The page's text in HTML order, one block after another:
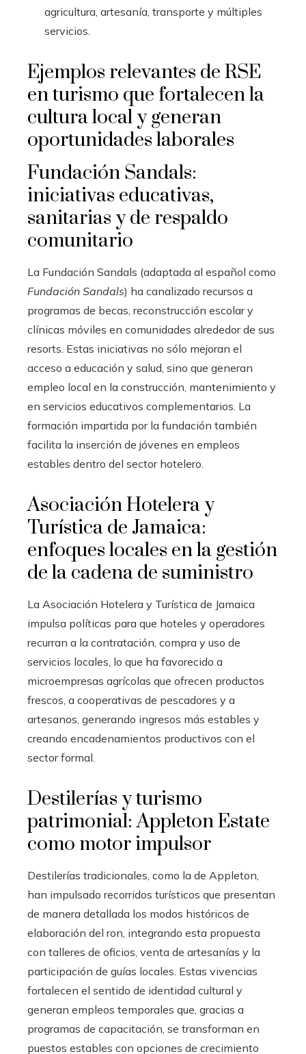
agricultura, artesanía, transporte y múltiples
servicios.
Ejemplos relevantes de RSE
en turismo que fortalecen la
cultura local y generan
oportunidades laborales
Fundación Sandals:
iniciativas educativas,
sanitarias y de respaldo
comunitario
La Fundación Sandals (adaptada al español como
Fundación Sandals) ha canalizado recursos a
programas de becas, reconstrucción escolar y
clínicas móviles en comunidades alrededor de sus
resorts. Estas iniciativas no sólo mejoran el
acceso a educación y salud, sino que generan
empleo local en la construcción, mantenimiento y
en servicios educativos complementarios. La
formación impartida por la fundación también
facilita la inserción de jóvenes en empleos
estables dentro del sector hotelero.
Asociación Hotelera y
Turística de Jamaica:
enfoques locales en la gestión
de la cadena de suministro
La Asociación Hotelera y Turística de Jamaica
impulsa políticas para que hoteles y operadores
recurran a la contratación, compra y uso de
servicios locales, lo que ha favorecido a
microempresas agrícolas que ofrecen productos
frescos, a cooperativas de pescadores y a
artesanos, generando ingresos más estables y
creando encadenamientos productivos con el
sector formal.
Destilerías y turismo
patrimonial: Appleton Estate
como motor impulsor
Destilerías tradicionales, como la de Appleton,
han impulsado recorridos turísticos que presentan
de manera detallada los modos históricos de
elaboración del ron, integrando esta propuesta
con talleres de oficios, venta de artesanías y la
participación de guías locales. Estas vivencias
fortalecen el sentido de identidad cultural y
generan empleos temporales que, gracias a
programas de capacitación, se transforman en
puestos estables con opciones de crecimiento